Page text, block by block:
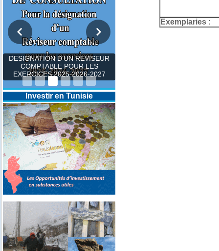
DESIGNATION D’UN REVISEUR
COMPTABLE POUR LES
EXERCICES 2025-2026-2027
Investir en Tunisie
Exemplaries :